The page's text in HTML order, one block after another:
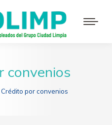
convenios
Crédito por convenios